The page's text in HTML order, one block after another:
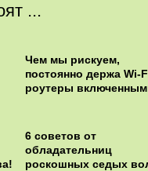
...
Чем мы рискуем,
постоянно держа Wi-
роутеры
6 советов от
обладательниц
роскошных седых